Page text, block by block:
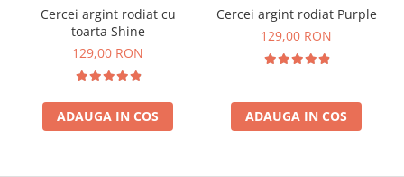
Cercei argint rodiat cu
toarta Shine
129,00 RON
ADAUGA IN COS
Cercei argint rodiat Purple
129,00 RON
ADAUGA IN COS